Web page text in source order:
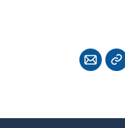
Courriel